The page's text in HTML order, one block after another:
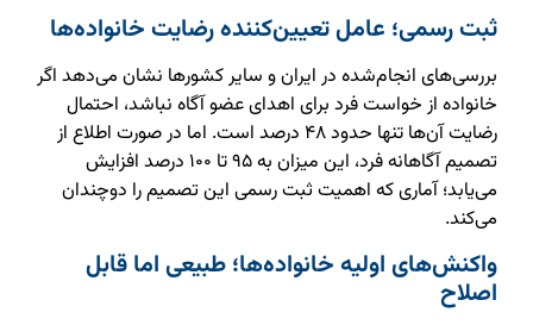
ثبت رسمی؛ عامل تعیین‌کننده رضایت خانواده‌ها
بررسی‌های انجام‌شده در ایران و سایر کشورها نشان می‌دهد اگر
خانواده از خواست فرد برای اهدای عضو آگاه نباشد، احتمال
رضایت آن‌ها تنها حدود ۴۸ درصد است. اما در صورت اطلاع از
تصمیم آگاهانه فرد، این میزان به ۹۵ تا ۱۰۰ درصد افزایش
می‌یابد؛ آماری که اهمیت ثبت رسمی این تصمیم را دوچندان
می‌کند.
واکنش‌های اولیه خانواده‌ها؛ طبیعی اما قابل
اصلاح